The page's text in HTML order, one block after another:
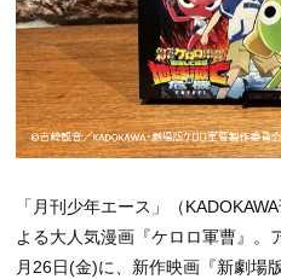
「月刊少年エース」（
よる大人気漫画『ケロロ軍曹』
月26日(金)に、新作映画『新劇場